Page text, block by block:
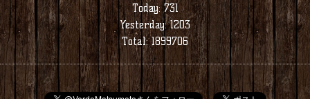
Today:731
Yesterday:1203
Total:1899706